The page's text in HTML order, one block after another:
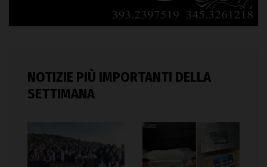
NOTIZIE PIÙ IMPORTANTI DELLA
SETTIMANA